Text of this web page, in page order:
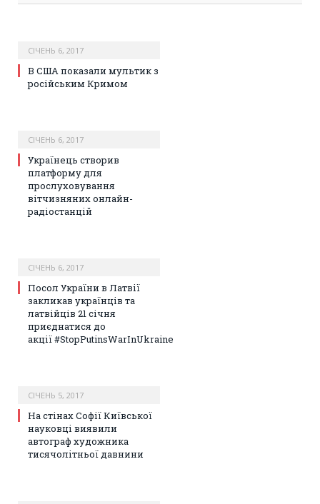
СІЧЕНЬ 6, 2017
В США показали мультик з
російським Кримом
СІЧЕНЬ 6, 2017
Українець створив
платформу для
прослуховування
вітчизняних онлайн-
радіостанцій
СІЧЕНЬ 6, 2017
Посол України в Латвії
закликав українців та
латвійців 21 січня
приєднатися до
акції #StopPutinsWarInUkraine
СІЧЕНЬ 5, 2017
На стінах Софії Київської
науковці виявили
автограф художника
тисячолітньої давнини